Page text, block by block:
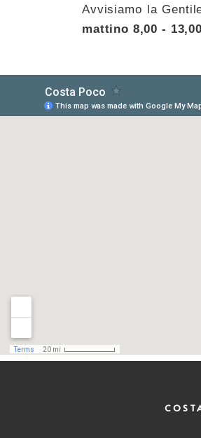
Avvisiamo la
mattino 8,00 - 13,00